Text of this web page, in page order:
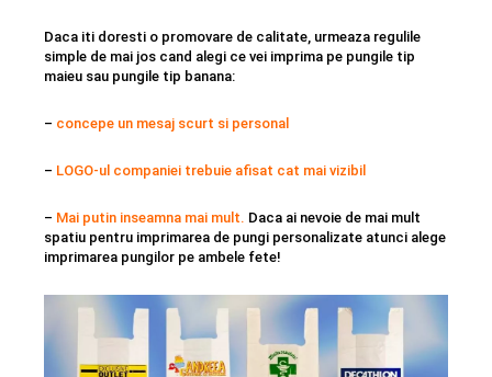
Daca iti doresti o promovare de calitate, urmeaza regulile
simple de mai jos cand alegi ce vei imprima pe pungile tip
maieu sau pungile tip banana:
– concepe un mesaj scurt si personal
– LOGO-ul companiei trebuie afisat cat mai vizibil
– Mai putin inseamna mai mult. Daca ai nevoie de mai mult
spatiu pentru imprimarea de pungi personalizate atunci alege
imprimarea pungilor pe ambele fete!